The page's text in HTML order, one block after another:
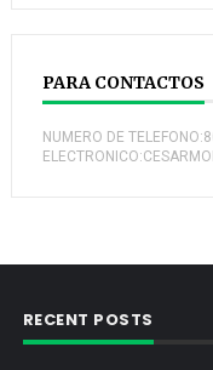
PARA CONTACTOS
NUMERO DE
RECENT POSTS